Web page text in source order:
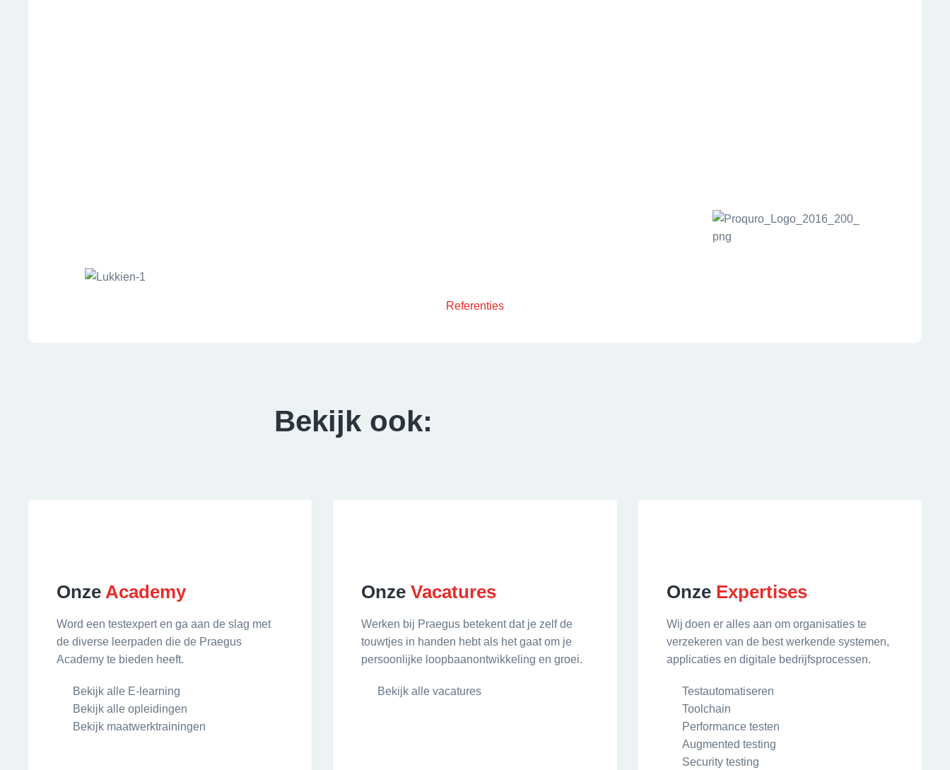
Referenties
Bekijk ook:
Onze Academy
Word een testexpert en ga aan de slag met
de diverse leerpaden die de Praegus
Academy te bieden heeft.
Bekijk alle E-learning
Bekijk alle opleidingen
Bekijk maatwerktrainingen
OnzeVacatures
Werken bij Praegus betekent dat je zelf de
touwtjes in handen hebt als het gaat om je
persoonlijke loopbaanontwikkeling en groei.
Bekijk alle vacatures
Onze Expertises
Wij doen er alles aan om organisaties te
verzekeren van de best werkende systemen,
applicaties en digitale bedrijfsprocessen.
Testautomatiseren
Toolchain
Performance testen
Augmented testing
Security testing